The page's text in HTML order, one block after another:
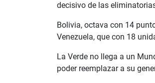
decisivo de las
Bolivia, octava con 14
Venezuela, que con 18
La Verde no llega a un
poder reemplazar a su